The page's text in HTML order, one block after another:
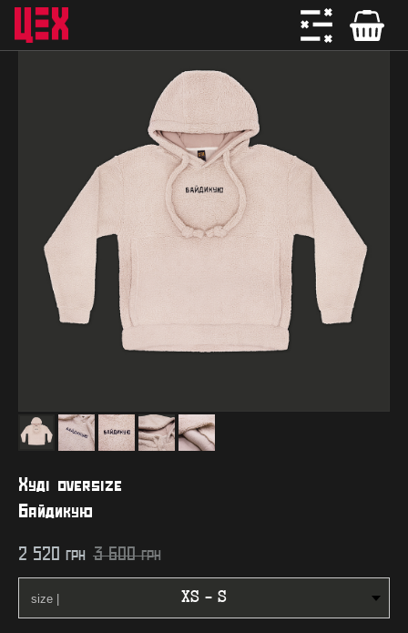
Худі oversize
Байдикую
2 520 грн 3 600 грн